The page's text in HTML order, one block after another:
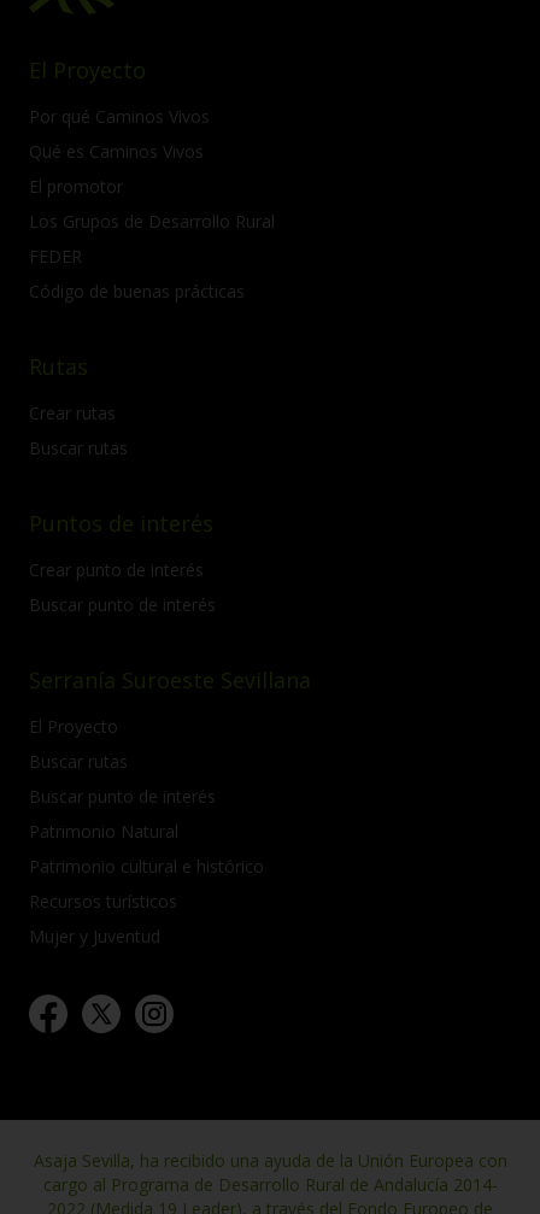
El Proyecto
Por qué Caminos Vivos
Qué es Caminos Vivos
El promotor
Los Grupos de Desarrollo Rural
FEDER
Código de buenas prácticas
Rutas
Crear rutas
Buscar rutas
Puntos de interés
Crear punto de interés
Buscar punto de interés
Serranía Suroeste Sevillana
El Proyecto
Buscar rutas
Buscar punto de interés
Patrimonio Natural
Patrimonio cultural e histórico
Recursos turísticos
Mujer y Juventud
Asaja Sevilla, ha recibido una ayuda de la Unión Europea con
cargo al Programa de Desarrollo Rural de Andalucía 2014-
2022 (Medida 19 Leader), a través del Fondo Europeo de